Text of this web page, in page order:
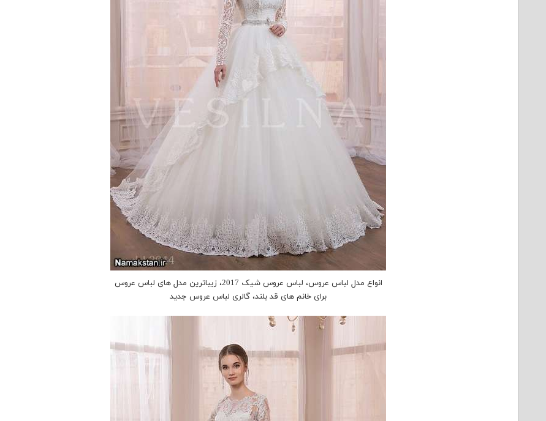
انواع مدل لباس عروس، لباس عروس شیک 2017، زیباترین مدل های لباس عروس
برای خانم های قد بلند، گالری لباس عروس جدید